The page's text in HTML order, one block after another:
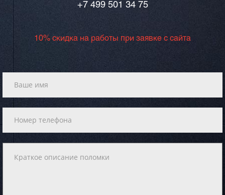
+7 499 501 34 75
10% скидка на работы при заявке с сайта